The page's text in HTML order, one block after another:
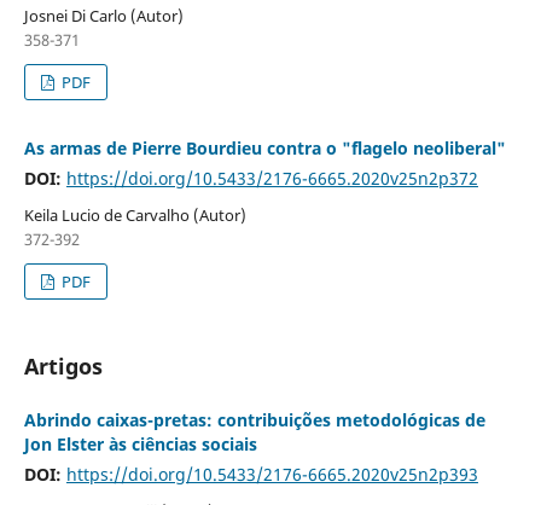
Josnei Di Carlo (Autor)
358-371
PDF
As armas de Pierre Bourdieu contra o "flagelo neoliberal"
DOI: https://doi.org/10.5433/2176-6665.2020v25n2p372
Keila Lucio de Carvalho (Autor)
372-392
PDF
Artigos
Abrindo caixas-pretas: contribuições metodológicas de
Jon Elster às ciências sociais
DOI: https://doi.org/10.5433/2176-6665.2020v25n2p393